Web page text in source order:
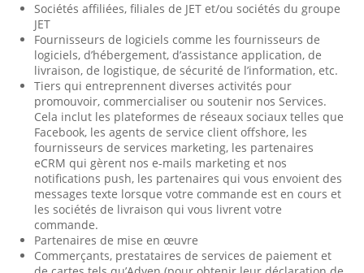
Sociétés affiliées, filiales de JET et/ou sociétés du groupe
JET
Fournisseurs de logiciels comme les fournisseurs de
logiciels, d’hébergement, d’assistance application, de
livraison, de logistique, de sécurité de l’information, etc.
Tiers qui entreprennent diverses activités pour
promouvoir, commercialiser ou soutenir nos Services.
Cela inclut les plateformes de réseaux sociaux telles que
Facebook, les agents de service client offshore, les
fournisseurs de services marketing, les partenaires
eCRM qui gèrent nos e-mails marketing et nos
notifications push, les partenaires qui vous envoient des
messages texte lorsque votre commande est en cours et
les sociétés de livraison qui vous livrent votre
commande.
Partenaires de mise en œuvre
Commerçants, prestataires de services de paiement et